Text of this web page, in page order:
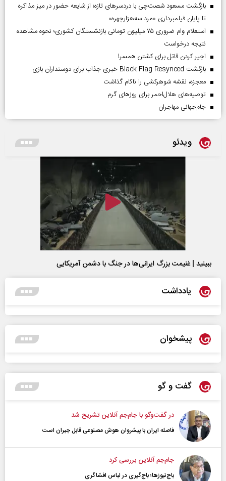
بازگشت مسعود شصت‌چی با دردسر‌های تازه؛ از شایعه حضور در میز مذاکره
تا پایان فیلمبرداری «مرد سه‌هزارچهره»
استعلام وام ضروری ۷۵ میلیون تومانی بازنشستگان کشوری؛ نحوه مشاهده
نتیجه درخواست
اجیر کردن قاتل برای کشتن همسر!
بازگشت Black Flag Resynced خبری جذاب برای دوستداران بازی
معجزه، نقشه شوهرکشی را ناکام گذاشت
توصیه‌های هلال‌احمر برای روز‌های گرم
جام‌جهانی مهاجران
ویدئو
ببینید | غنیمت بزرگ ایرانی‌ها در جنگ با دشمن آمریکایی
یادداشت
پیشخوان
گفت و گو
در گفت‌و‌گو با جام‌جم آنلاین تشریح شد
فاصله ایران با پیشرو‌ان هوش مصنوعی قابل جبران است
جام‌جم آنلاین بررسی کرد
باج‌نیوزها؛ باج‌گیری در لباس افشاگری